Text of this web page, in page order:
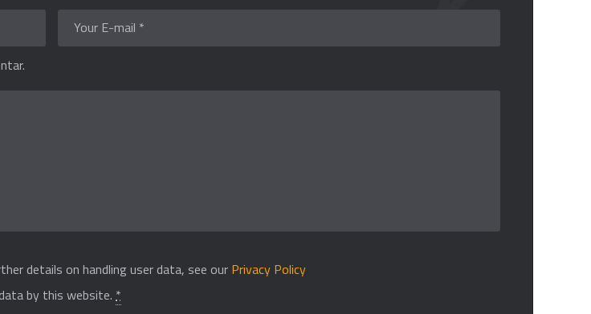
details on handling user data, see our Privacy Policy
by this website.*